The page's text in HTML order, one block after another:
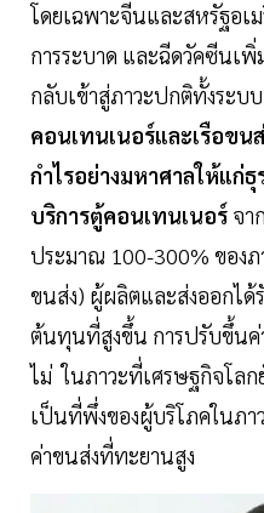
โดยเฉพาะจีนและสหรัฐอเ
การระบาด และฉีดวัคซีนเ
กลับเข้าสู่ภาวะปกติทั้งระบ
คอนเทนเนอร์และเรือขน
กำไรอย่างมหาศาลให้แก่
บริการตู้คอนเทนเนอร์ จา
ประมาณ 100-300% ของ
ขนส่ง) ผู้ผลิตและส่งออกได้
ต้นทุนที่สูงขึ้น การปรับขึ้นค่
ไม่ ในภาวะที่เศรษฐกิจโลก
เป็นที่พึ่งของผู้บริโภคในภา
ค่าขนส่งที่ทะยานสูง